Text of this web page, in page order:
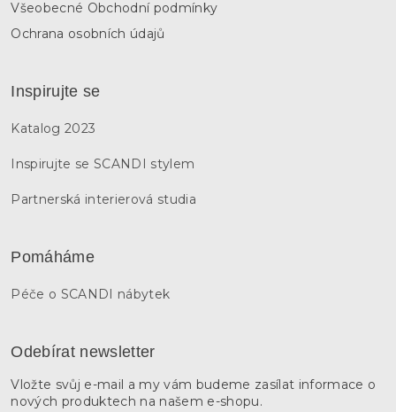
Všeobecné Obchodní podmínky
Ochrana osobních údajů
Inspirujte se
Katalog 2023
Inspirujte se SCANDI stylem
Partnerská interierová studia
Pomáháme
Péče o SCANDI nábytek
Odebírat newsletter
Vložte svůj e-mail a my vám budeme zasílat informace o
nových produktech na našem e-shopu.